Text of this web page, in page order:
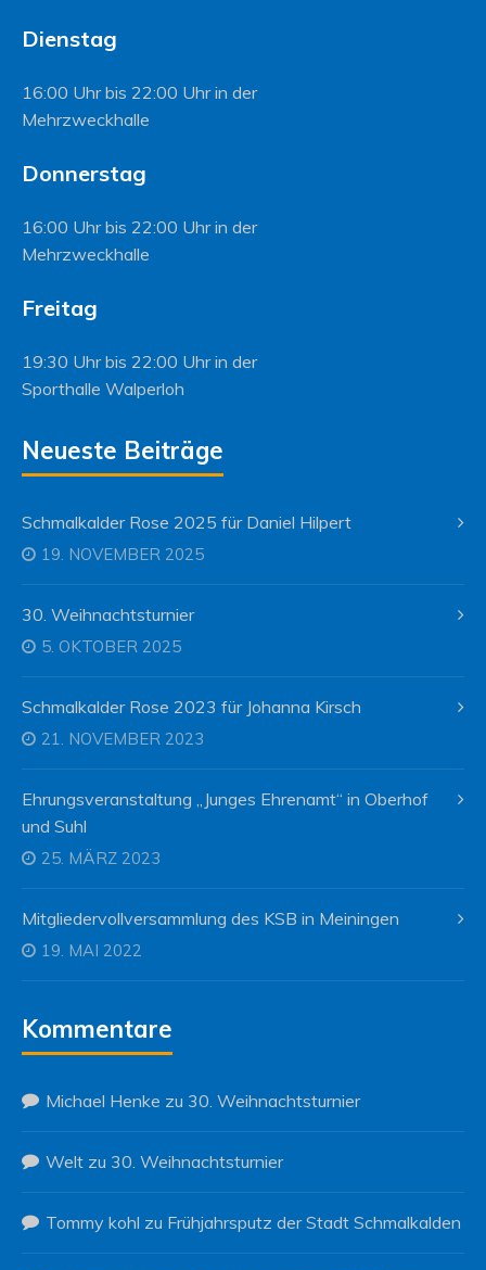
Dienstag
16:00 Uhr bis 22:00 Uhr in der
Mehrzweckhalle
Donnerstag
16:00 Uhr bis 22:00 Uhr in der
Mehrzweckhalle
Freitag
19:30 Uhr bis 22:00 Uhr in der
Sporthalle Walperloh
Neueste Beiträge
Schmalkalder Rose 2025 für Daniel Hilpert
19. NOVEMBER 2025
30. Weihnachtsturnier
5. OKTOBER 2025
Schmalkalder Rose 2023 für Johanna Kirsch
21. NOVEMBER 2023
Ehrungsveranstaltung „Junges Ehrenamt“ in Oberhof
und Suhl
25. MÄRZ 2023
Mitgliedervollversammlung des KSB in Meiningen
19. MAI 2022
Kommentare
Michael Henke zu 30. Weihnachtsturnier
Welt zu 30. Weihnachtsturnier
Tommy kohl zu Frühjahrsputz der Stadt Schmalkalden